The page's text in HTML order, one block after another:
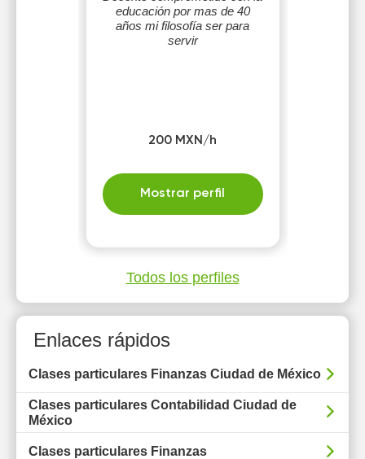
educación por mas de 40
años mi filosofía ser para
servir
200 MXN/h
Mostrar perfil
Todos los perfiles
Enlaces rápidos
Clases particulares Finanzas Ciudad de México
Clases particulares Contabilidad Ciudad de
México
Clases particulares Finanzas